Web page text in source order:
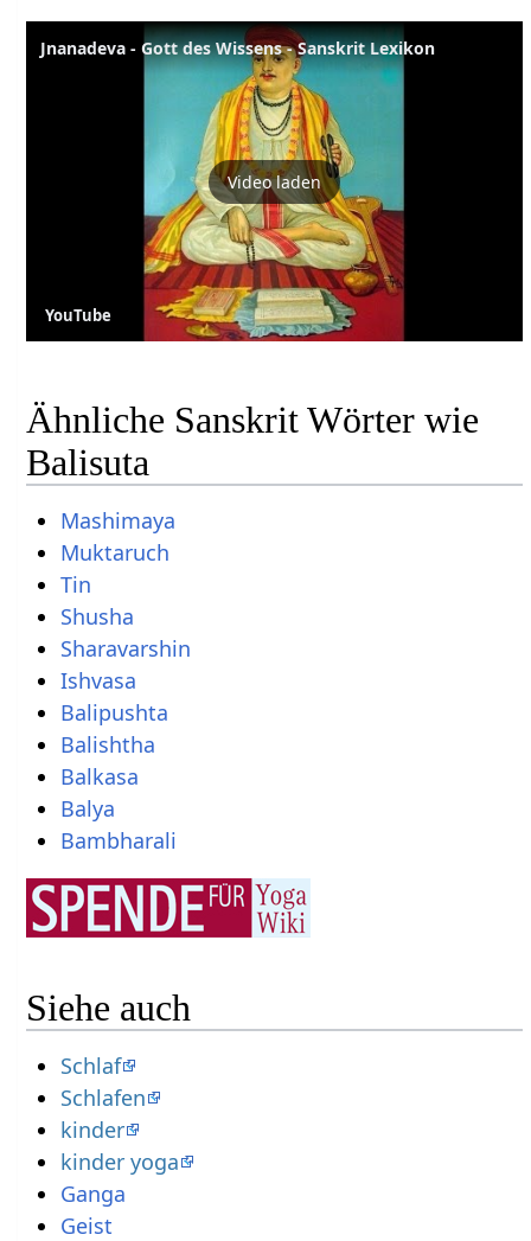
Jnanadeva - Gott des Wissens - Sanskrit Lexikon
Video laden
YouTube
Ähnliche Sanskrit Wörter wie
Balisuta
Mashimaya
Muktaruch
Tin
Shusha
Sharavarshin
Ishvasa
Balipushta
Balishtha
Balkasa
Balya
Bambharali
Siehe auch
Schlaf
Schlafen
kinder
kinder yoga
Ganga
Geist